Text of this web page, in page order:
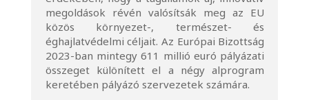
megoldások révén valósítsák meg az EU
közös környezet-, természet- és
éghajlatvédelmi céljait. Az Európai Bizottság
2023-ban mintegy 611 millió euró pályázati
összeget különített el a négy alprogram
keretében pályázó szervezetek számára.